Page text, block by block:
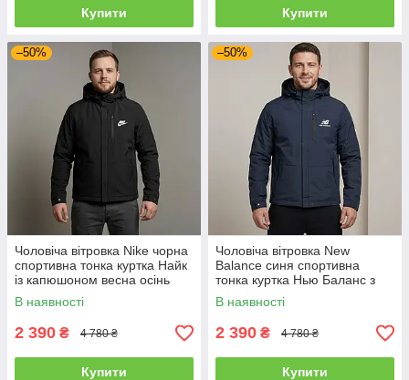
Купити Купити
–50%
Чоловіча вітровка Nike чорна
спортивна тонка куртка Найк
із капюшоном весна осінь
В наявності
2 390 ₴ 4 780 ₴
Купити
–50%
Чоловіча вітровка New
Balance синя спортивна
тонка куртка Нью Баланс з
капюшоном весна осінь
В наявності
2 390 ₴ 4 780 ₴
Купити